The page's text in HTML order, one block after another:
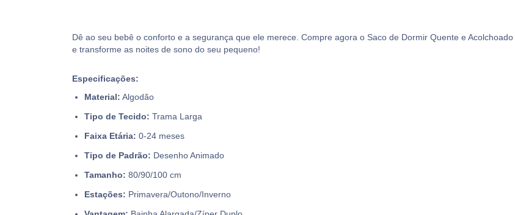
Dê ao seu bebê o conforto e a segurança que ele merece. Compre agora o Saco de Dormir Quente e Acolchoado
e transforme as noites de sono do seu pequeno!
Especificações:
Material: Algodão
Tipo de Tecido: Trama Larga
Faixa Etária: 0-24 meses
Tipo de Padrão: Desenho Animado
Tamanho: 80/90/100 cm
Estações: Primavera/Outono/Inverno